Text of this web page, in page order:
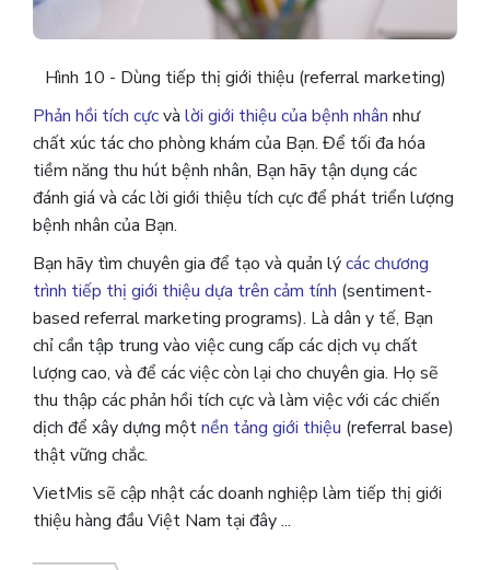
Hình 10 - Dùng tiếp thị giới thiệu (referral marketing)
Phản hồi tích cựcvàlời giới thiệu của bệnh nhân như
chất xúc tác cho phòng khám của Bạn. Để tối đa hóa
tiềm năng thu hút bệnh nhân, Bạn hãy tận dụng các
đánh giá và các lời giới thiệu tích cực để phát triển lượng
bệnh nhân của Bạn.
Bạn hãy tìm chuyên gia để tạo và quản lýcác chương
trình tiếp thị giới thiệu dựa trên cảm tính (sentiment-
based referral marketing programs). Là dân y tế, Bạn
chỉ cần tập trung vào việc cung cấp các dịch vụ chất
lượng cao, và để các việc còn lại cho chuyên gia. Họ sẽ
thu thập các phản hồi tích cực và làm việc với các chiến
dịch để xây dựng mộtnền tảng giới thiệu (referral base)
thật vững chắc.
VietMis sẽ cập nhật các doanh nghiệp làm tiếp thị giới
thiệu hàng đầu Việt Nam tại đây ...